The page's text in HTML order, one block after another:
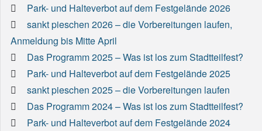
Park- und Halteverbot auf dem Festgelände 2026
sankt pieschen 2026 – die Vorbereitungen laufen,
Anmeldung bis Mitte April
Das Programm 2025 – Was ist los zum Stadtteilfest?
Park- und Halteverbot auf dem Festgelände 2025
sankt pieschen 2025 – die Vorbereitungen laufen
Das Programm 2024 – Was ist los zum Stadtteilfest?
Park- und Halteverbot auf dem Festgelände 2024